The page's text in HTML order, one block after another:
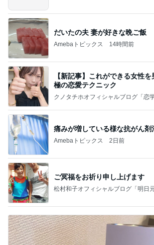
だいたの夫 妻が好きな晩ご飯
Amebaトピックス 14時間前
【新記事】これができる女性
極の恋愛テクニック
クノタチホオフィシャルブログ「恋
痛みが増している様な抗がん剤
Amebaトピックス 2日前
ご冥福をお祈り申し上げます
松村和子オフィシャルブログ「明日